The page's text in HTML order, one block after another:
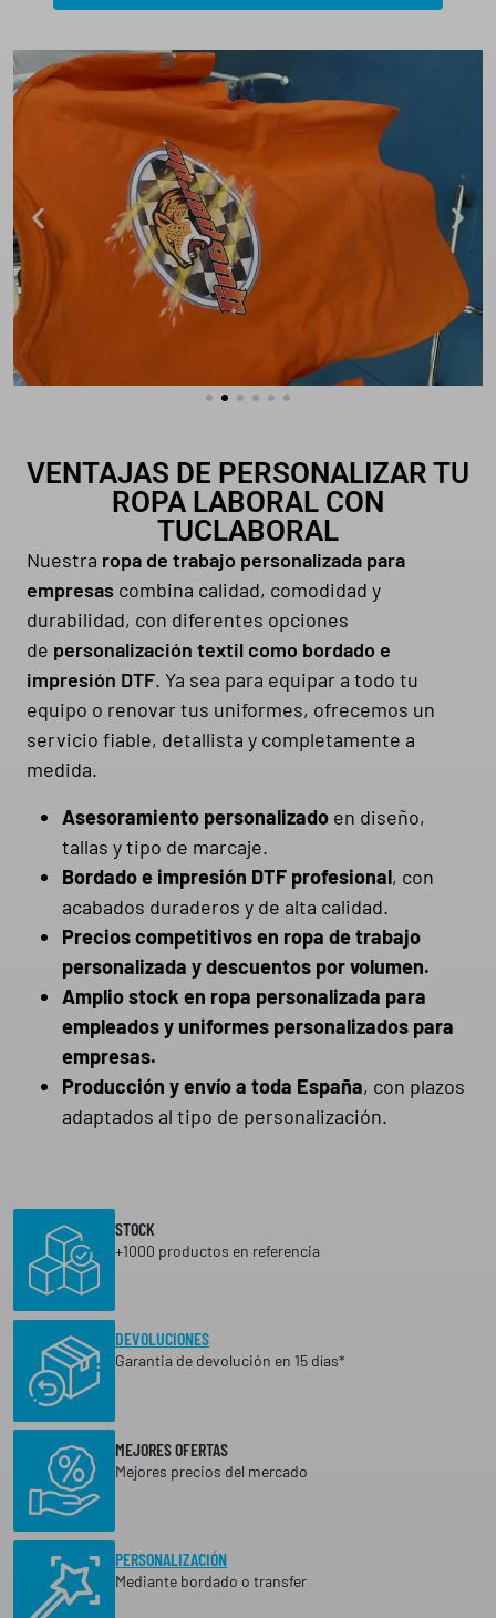
VENTAJAS DE PERSONALIZAR TU
ROPA LABORAL CON
TUCLABORAL
Nuestra ropa de trabajo personalizada para
empresas combina calidad, comodidad y
durabilidad, con diferentes opciones
de personalización textil como bordado e
impresión DTF. Ya sea para equipar a todo tu
equipo o renovar tus uniformes, ofrecemos un
servicio fiable, detallista y completamente a
medida.
Asesoramiento personalizado en diseño,
tallas y tipo de marcaje.
Bordado e impresión DTF profesional, con
acabados duraderos y de alta calidad.
Precios competitivos en ropa de trabajo
personalizada y descuentos por volumen.
Amplio stock en ropa personalizada para
empleados y uniformes personalizados para
empresas.
Producción y envío a toda España, con plazos
adaptados al tipo de personalización.
STOCK
+1000 productos en referencia
DEVOLUCIONES
Garantia de devolución en 15 días*
MEJORES OFERTAS
Mejores precios del mercado
PERSONALIZACIÓN
Mediante bordado o transfer